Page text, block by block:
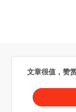
文章很值，赞